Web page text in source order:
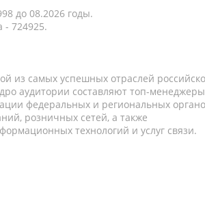
до 08.2026 годы.
- 724925.
из самых успешных отраслей
аудитории составляют топ-
федеральных и региональных
розничных сетей, а также
технологий и услуг связи.